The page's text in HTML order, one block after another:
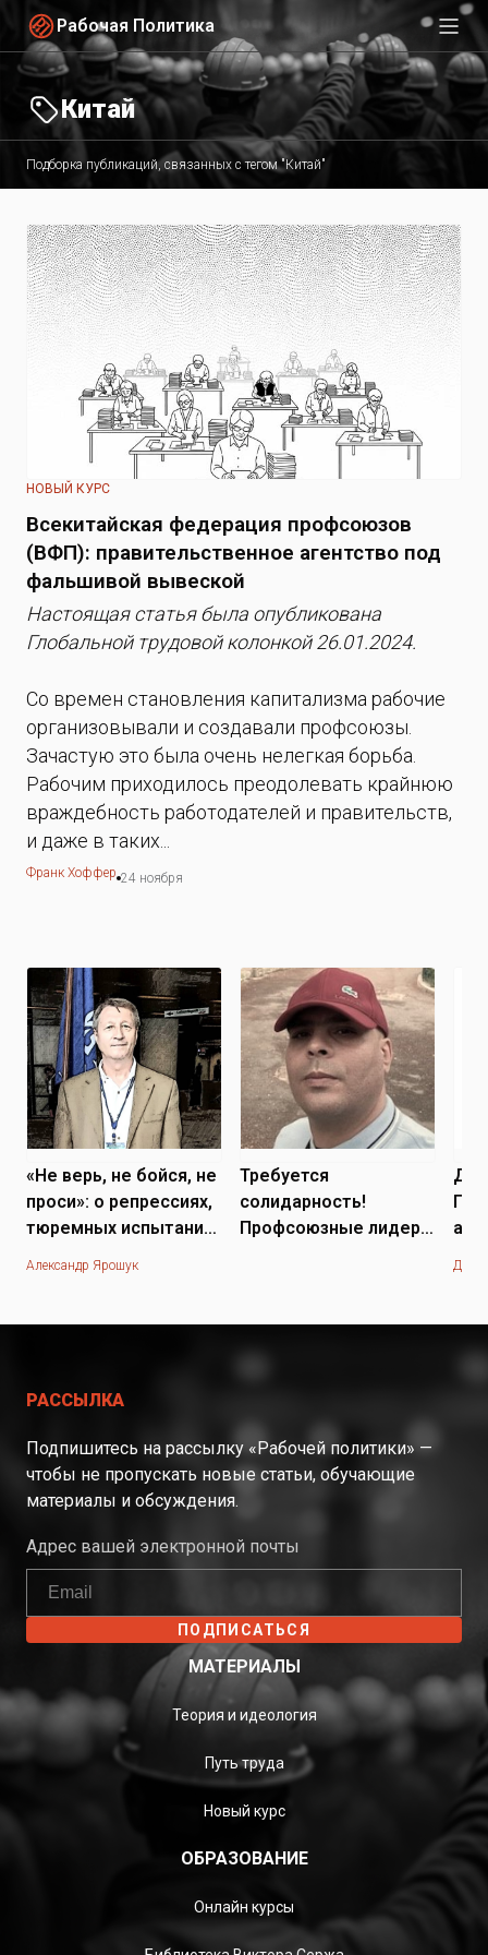
Рабочая Политика
Китай
Подборка публикаций, связанных с тегом "Китай"
НОВЫЙ КУРС
Всекитайская федерация профсоюзов
(ВФП): правительственное агентство под
фальшивой вывеской
Настоящая статья была опубликована
Глобальной трудовой колонкой 26.01.2024.
Со времен становления капитализма рабочие
организовывали и создавали профсоюзы.
Зачастую это была очень нелегкая борьба.
Рабочим приходилось преодолевать крайнюю
враждебность работодателей и правительств,
и даже в таких...
Франк Хоффер 24 ноября
«Не верь, не бойся, не
проси»: о репрессиях,
тюремных испытаниях
стойкости
Александр Ярошук
Требуется
солидарность!
Профсоюзные лидеры
Дан
Дан
МАТЕРИАЛЫ
Теория и идеология
Путь труда
Новый курс
ОБРАЗОВАНИЕ
Онлайн курсы
РАССЫЛКА
Подпишитесь на рассылку «Рабочей политики» —
чтобы не пропускать новые статьи, обучающие
материалы и обсуждения.
Адрес вашей электронной почты
ПОДПИСАТЬСЯ